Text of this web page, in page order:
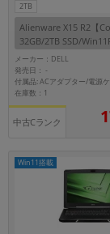
2TB
Alienware X15 R2【
32GB/2TB SSD/
メーカー：DELL
発売日：-
付属品: ACアダプター/電源
在庫数：1
中古Cランク
Win11搭載